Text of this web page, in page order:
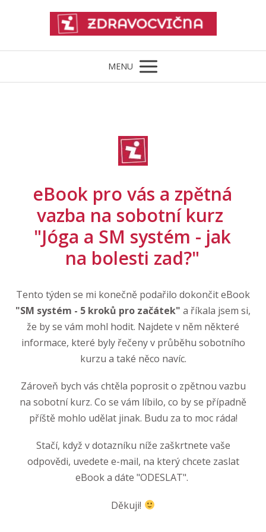
MENU
eBook pro vás a zpětná
vazba na sobotní kurz
"Jóga a SM systém - jak
na bolesti zad?"
Tento týden se mi konečně podařilo dokončit eBook
"SM systém - 5 kroků pro začátek" a říkala jsem si,
že by se vám mohl hodit. Najdete v něm některé
informace, které byly řečeny v průběhu sobotního
kurzu a také něco navíc.
Zároveň bych vás chtěla poprosit o zpětnou vazbu
na sobotní kurz. Co se vám líbilo, co by se případně
příště mohlo udělat jinak. Budu za to moc ráda!
Stačí, když v dotazníku níže zaškrtnete vaše
odpovědi, uvedete e-mail, na který chcete zaslat
eBook a dáte "ODESLAT".
Děkuji!